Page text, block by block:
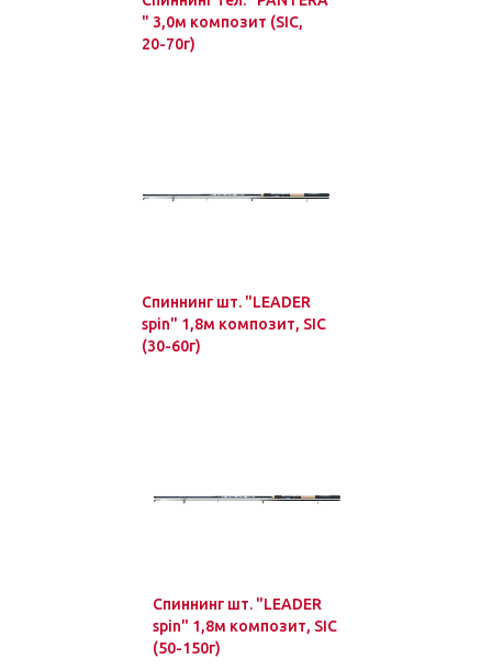
" 3,0м композит (SIC,
20-70г)
Спиннинг шт. "LEADER
spin" 1,8м композит, SIC
(30-60г)
Спиннинг шт. "LEADER
spin" 1,8м композит, SIC
(50-150г)